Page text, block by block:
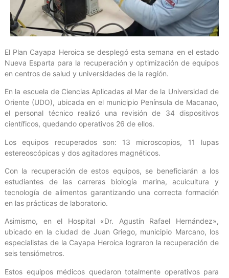
El Plan Cayapa Heroica se desplegó esta semana en el estado
Nueva Esparta para la recuperación y optimización de equipos
en centros de salud y universidades de la región.
En la escuela de Ciencias Aplicadas al Mar de la Universidad de
Oriente (UDO), ubicada en el municipio Península de Macanao,
el personal técnico realizó una revisión de 34 dispositivos
científicos, quedando operativos 26 de ellos.
Los equipos recuperados son: 13 microscopios, 11 lupas
estereoscópicas y dos agitadores magnéticos.
Con la recuperación de estos equipos, se beneficiarán a los
estudiantes de las carreras biología marina, acuicultura y
tecnología de alimentos garantizando una correcta formación
en las prácticas de laboratorio.
Asimismo, en el Hospital «Dr. Agustín Rafael Hernández»,
ubicado en la ciudad de Juan Griego, municipio Marcano, los
especialistas de la Cayapa Heroica lograron la recuperación de
seis tensiómetros.
Estos equipos médicos quedaron totalmente operativos para